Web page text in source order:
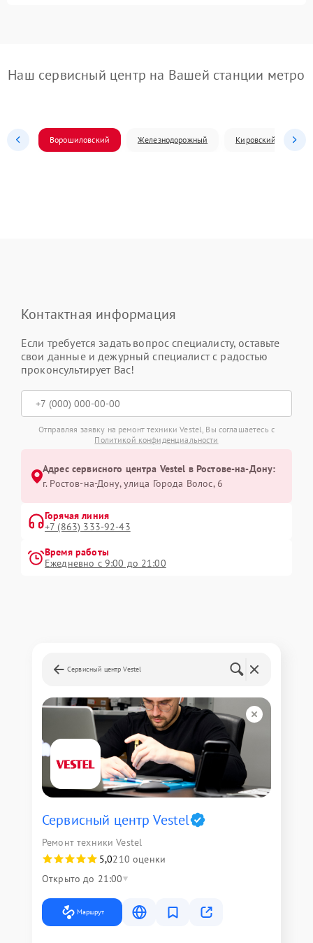
Наш сервисный центр на Вашей станции метро
Ворошиловский Железнодорожный Кировский
Контактная информация
Если требуется задать вопрос специалисту, оставьте
свои данные и дежурный специалист с радостью
проконсультирует Вас!
Отправляя заявку на ремонт техники Vestel, Вы соглашаетесь с
Политикой конфиденциальности
Адрес сервисного центра Vestel в Ростове-на-Дону:
г. Ростов-на-Дону, улица Города Волос, 6
Горячая линия
+7 (863) 333-92-43
Время работы
Ежедневно с 9:00 до 21:00
Сервисный центр Vestel
Сервисный центр Vestel
Ремонт техники Vestel
5,0210 оценки
Открыто до 21:00
Маршрут